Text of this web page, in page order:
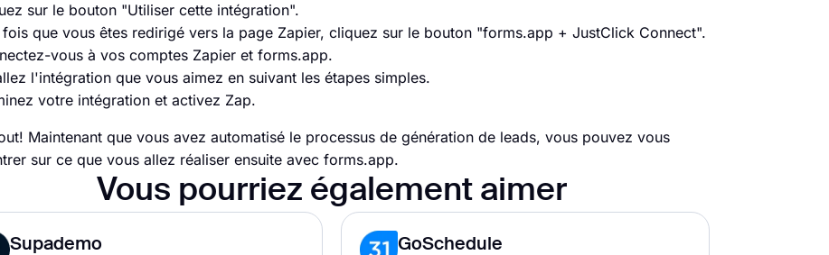
sur le bouton "Utiliser cette intégration".
fois que vous êtes redirigé vers la page Zapier, cliquez sur le bouton "forms.app + JustClick Connect".
vous à vos comptes Zapier et forms.app.
l'intégration que vous aimez en suivant les étapes simples.
votre intégration et activez Zap.
Maintenant que vous avez automatisé le processus de génération de leads, vous pouvez vous
sur ce que vous allez réaliser ensuite avec forms.app.
Vous pourriez également aimer
Supademo
GoSchedule